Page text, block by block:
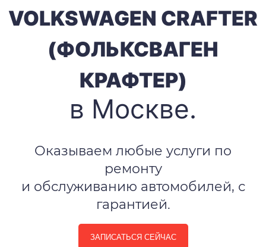
VOLKSWAGEN CRAFTER
(ФОЛЬКСВАГЕН
КРАФТЕР)
в Москве.
Оказываем любые услуги по
ремонту
и обслуживанию автомобилей, с
гарантией.
ЗАПИСАТЬСЯ СЕЙЧАС